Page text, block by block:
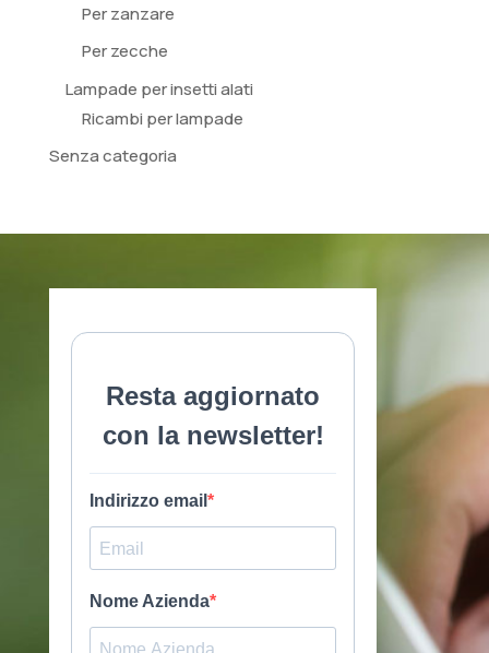
Per zanzare
Per zecche
Lampade per insetti alati
Ricambi per lampade
Senza categoria